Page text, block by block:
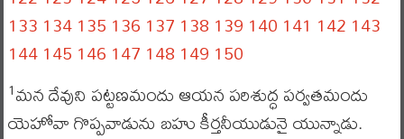
133 134135 136 137 138 139 140 141 142 143
144145 146 147 148 149 150
1మన దేవుని పట్టణమందు ఆయన పరిశుద్ధ పర్వతమందు
యెహోవా గొప్పవాడును బహు కీర్తనీయుడునై యున్నాడు.